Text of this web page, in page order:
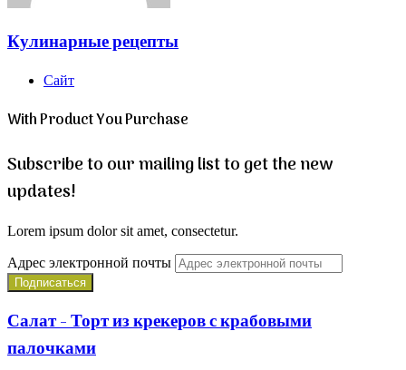
Кулинарные рецепты
Сайт
With Product You Purchase
Subscribe to our mailing list to get the new
updates!
Lorem ipsum dolor sit amet, consectetur.
Адрес электронной почты
Салат - Торт из крекеров с крабовыми
палочками